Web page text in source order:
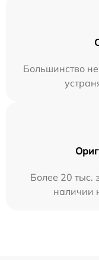
Большинство
Более 20 тыс.
наличии